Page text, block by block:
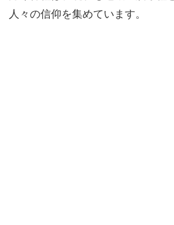
人々の信仰を集めています。